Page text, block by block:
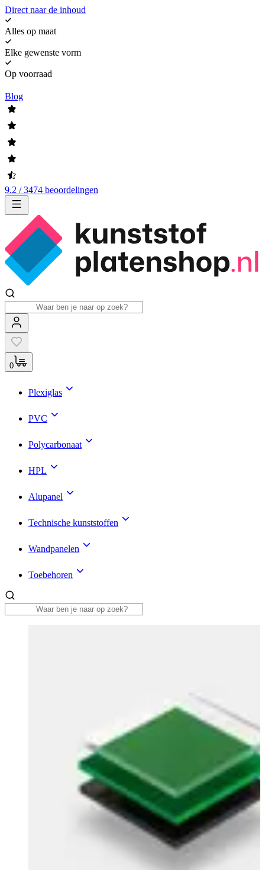
Direct naar de inhoud
Alles op maat
Elke gewenste vorm
Op voorraad
Blog
9.2 / 3474 beoordelingen
0
Plexiglas
PVC
Polycarbonaat
HPL
Alupanel
Technische kunststoffen
Wandpanelen
Toebehoren